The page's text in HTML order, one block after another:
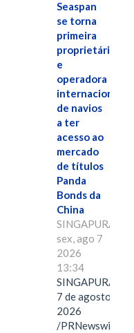
Seaspan
se torna
primeira
proprietária
e
operadora
internacional
de navios
a ter
acesso ao
mercado
de títulos
Panda
Bonds da
China
SINGAPURA,
sex, ago 7
2026
13:34
SINGAPURA,
7 de agosto de
2026
/PRNewswire/